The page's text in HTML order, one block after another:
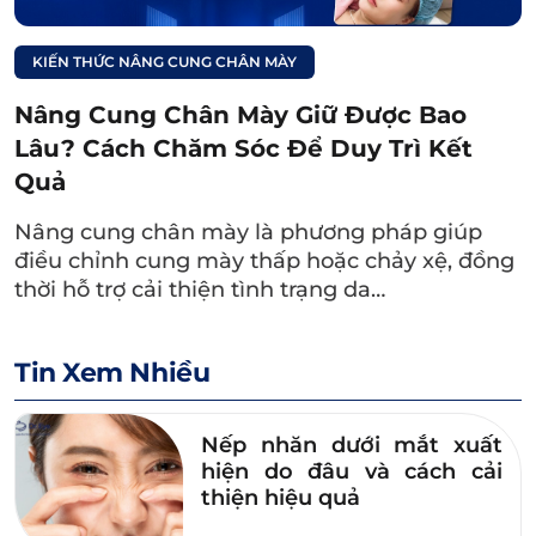
không lộ dấu can thiệp. Kỹ thuật khâu nhiều
lớp bằng chỉ chuyên dụng giúp duy trì dáng
chân mày bền vững.
Hạn chế sưng đau, nhanh lành thương: Quy
trình bôi tê trước khi tiêm, sử dụng lượng
thoải mái hơn trong quá trình thực hiện. Kết
hợp công nghệ Plasma chiếu ngay sau thủ
thuật giúp giảm sưng nề và nhanh lành
Chăm sóc hậu phẫu “Chuẩn 5 sao”:
Hỗ trợ đặt giờ phẫu thuật theo yêu cầu
(trước 24 giờ).
Miễn phí hoàn toàn kiểm tra sức khỏe
KIẾN THỨC NÂNG CUNG CHÂN MÀY
Nâng Cung Chân Mày Giữ Được Bao
Lâu? Cách Chăm Sóc Để Duy Trì Kết
Quả
Nâng cung chân mày là phương pháp giúp
điều chỉnh cung mày thấp hoặc chảy xệ, đồng
thời hỗ trợ cải thiện tình trạng da…
Tin Xem Nhiều
Nếp nhăn dưới mắt xuất
hiện do đâu và cách cải
thiện hiệu quả